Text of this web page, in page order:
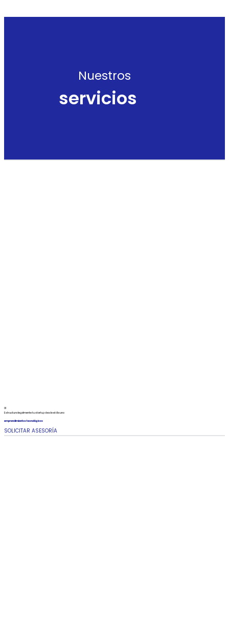
Nuestros
servicios
01
Estructura legalmente tu startup desde el día uno
emprendimientos tecnológicos
SOLICITAR ASESORÍA